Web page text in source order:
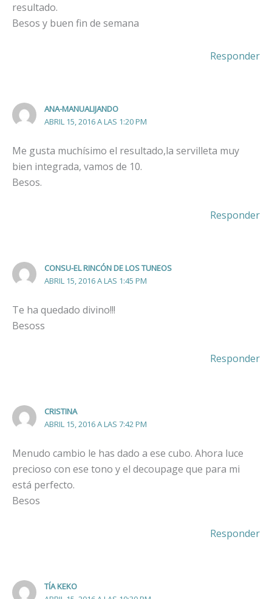
resultado.
Besos y buen fin de semana
Responder
ANA-MANUALIJANDO
ABRIL 15, 2016 A LAS 1:20 PM
Me gusta muchísimo el resultado,la servilleta muy
bien integrada, vamos de 10.
Besos.
Responder
CONSU-EL RINCÓN DE LOS TUNEOS
ABRIL 15, 2016 A LAS 1:45 PM
Te ha quedado divino!!!
Besoss
Responder
CRISTINA
ABRIL 15, 2016 A LAS 7:42 PM
Menudo cambio le has dado a ese cubo. Ahora luce
precioso con ese tono y el decoupage que para mi
está perfecto.
Besos
Responder
TÍA KEKO